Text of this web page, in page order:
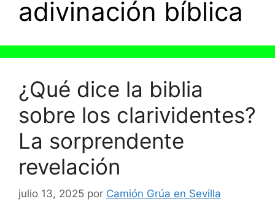
adivinación bíblica
¿Qué dice la biblia
sobre los clarividentes?
La sorprendente
revelación
julio 13, 2025 por Camión Grúa en Sevilla